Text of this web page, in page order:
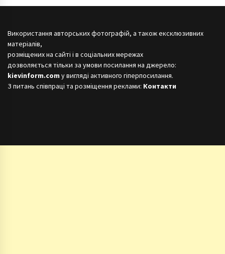
Використання авторських фотографій, а також ексклюзивних
матеріалів,
розміщених на сайті і в соціальних мережах
дозволяється тільки за умови посилання на джерело:
kievinform.com у вигляді активного гіперпосилання.
З питань співпраці та розміщення реклами: Контакти